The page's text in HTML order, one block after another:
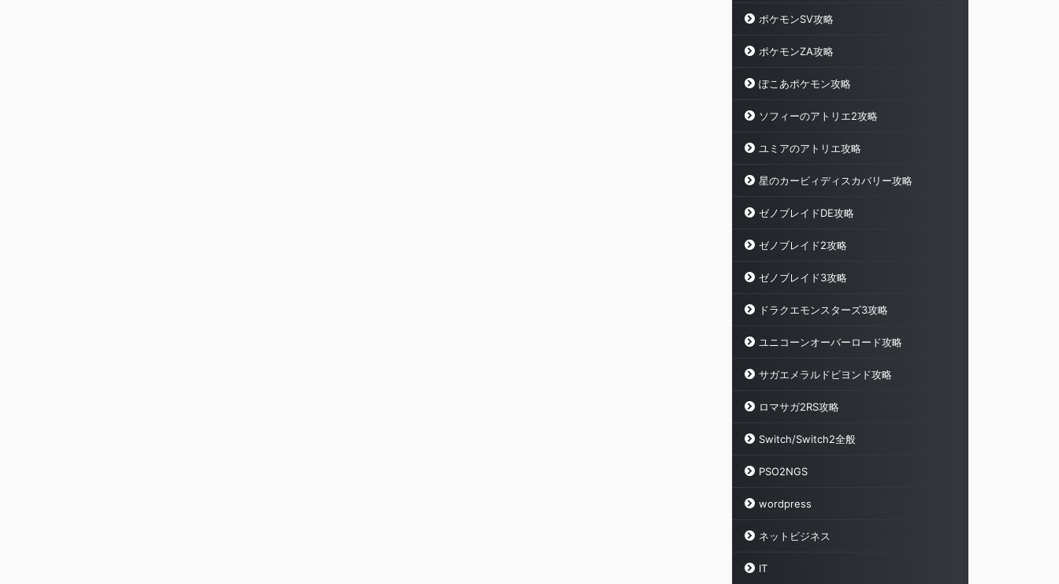
ポケモンSV攻略
ポケモンZA攻略
ぽこあポケモン攻略
ソフィーのアトリエ2攻略
ユミアのアトリエ攻略
星のカービィディスカバリー攻略
ゼノブレイドDE攻略
ゼノブレイド2攻略
ゼノブレイド3攻略
ドラクエモンスターズ3攻略
ユニコーンオーバーロード攻略
サガエメラルドビヨンド攻略
ロマサガ2RS攻略
Switch/Switch2全般
PSO2NGS
wordpress
ネットビジネス
IT